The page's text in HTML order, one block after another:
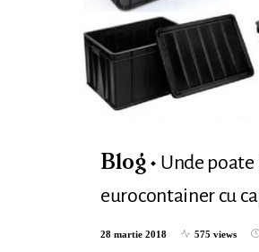
Blog
Unde
eurocontainer cu
28 martie 2018 575 views